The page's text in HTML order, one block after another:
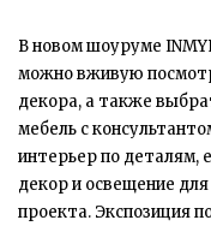
В новом шоуруме
можно вживую
декора, а также
мебель с
интерьер по деталям,
декор и освещение
проекта. Экспозиция